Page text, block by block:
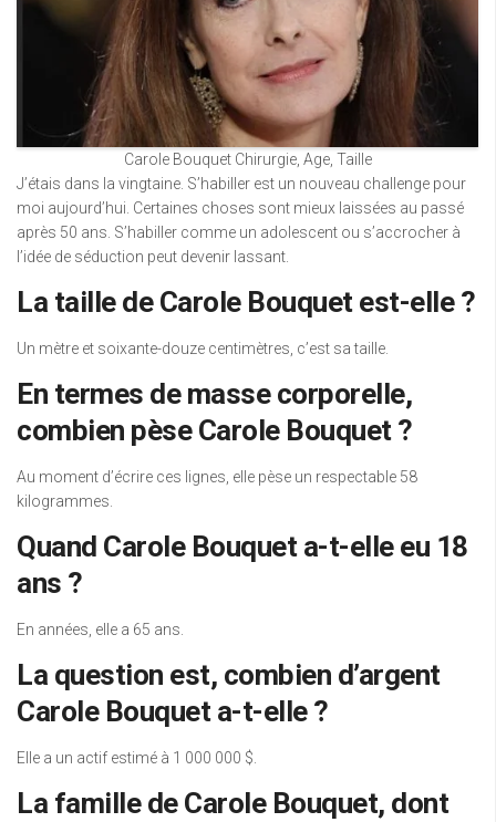
Carole Bouquet Chirurgie, Age, Taille
J’étais dans la vingtaine. S’habiller est un nouveau challenge pour
moi aujourd’hui. Certaines choses sont mieux laissées au passé
après 50 ans. S’habiller comme un adolescent ou s’accrocher à
l’idée de séduction peut devenir lassant.
La taille de Carole Bouquet est-elle ?
Un mètre et soixante-douze centimètres, c’est sa taille.
En termes de masse corporelle,
combien pèse Carole Bouquet ?
Au moment d’écrire ces lignes, elle pèse un respectable 58
kilogrammes.
Quand Carole Bouquet a-t-elle eu 18
ans ?
En années, elle a 65 ans.
La question est, combien d’argent
Carole Bouquet a-t-elle ?
Elle a un actif estimé à 1 000 000 $.
La famille de Carole Bouquet, dont